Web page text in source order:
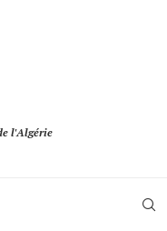
l'Algérie